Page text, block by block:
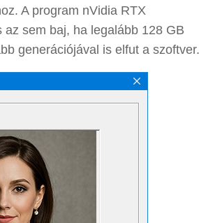
A program nVidia RTX
sem baj, ha legalább 128 GB
generációjával is elfut a szoftver.